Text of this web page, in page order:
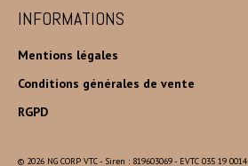
INFORMATIONS
Mentions légales
Conditions générales de vente
RGPD
© 2026 NG CORP VTC - Siren : 819603069 - EVTC 035 19 0014